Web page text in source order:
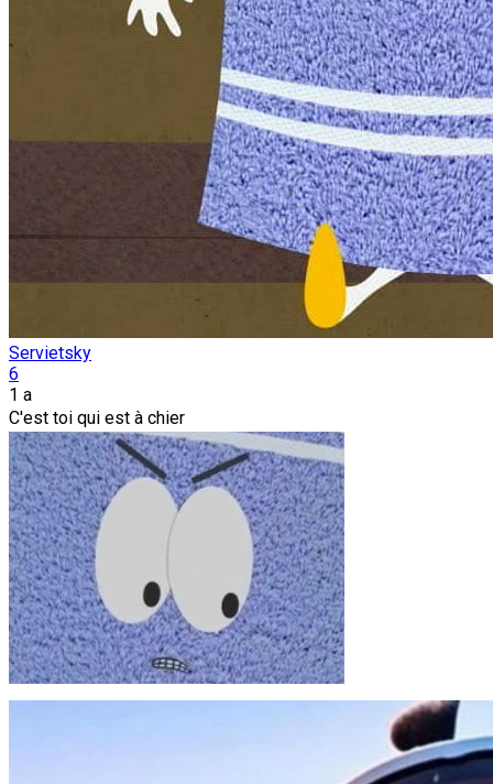
Servietsky
6
1 a
C'est toi qui est à chier